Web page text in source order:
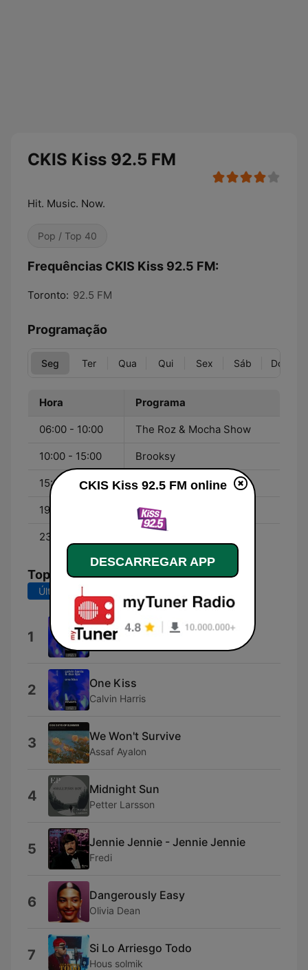
CKIS Kiss 92.5 FM
Hit. Music. Now.
Pop / Top 40
Frequências CKIS Kiss 92.5 FM:
Toronto: 92.5 FM
Programação
Seg Ter Qua Qui Sex Sáb Dom
Hora Programa
06:00 - 10:00 The Roz & Mocha Show
10:00 - 15:00 Brooksy
15:00 - 19:00 Daryn Jones Live
19:00 - 23:00 Jax
23:00 - 02:00
Top Músicas
Últimos 7 dias
1 One Kiss
2 One Kiss
Calvin Harris
3 We Won't Survive
Assaf Ayalon
4 Midnight Sun
Petter Larsson
5 Jennie Jennie - Jennie Jennie
Fredi
6 Dangerously Easy
Olivia Dean
7 Si Lo Arriesgo Todo
Hous solmik
CKIS Kiss 92.5 FM online
DESCARREGAR APP